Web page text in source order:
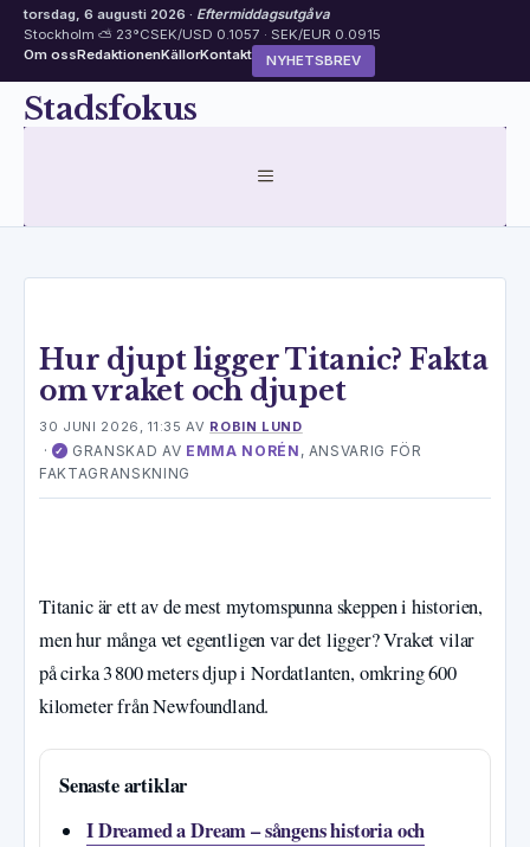
torsdag, 6 augusti 2026 · Eftermiddagsutgåva
Stockholm ⛅ 23°CSEK/USD 0.1057 · SEK/EUR 0.0915
Om ossRedaktionenKällorKontakt NYHETSBREV
HoppaStadsfokus
MENY
Hur djupt ligger Titanic? Fakta
om vraket och djupet
30 JUNI 2026, 11:35 AV ROBIN LUND
· ✓ GRANSKAD AV EMMA NORÉN , ANSVARIG FÖR
FAKTAGRANSKNING
Titanic är ett av de mest mytomspunna skeppen i historien,
men hur många vet egentligen var det ligger? Vraket vilar
på cirka 3 800 meters djup i Nordatlanten, omkring 600
kilometer från Newfoundland.
Senaste artiklar
I Dreamed a Dream – sångens historia och